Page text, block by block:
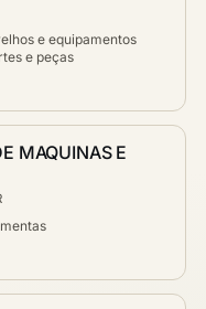
e equipamentos
e peças
MAQUINAS E